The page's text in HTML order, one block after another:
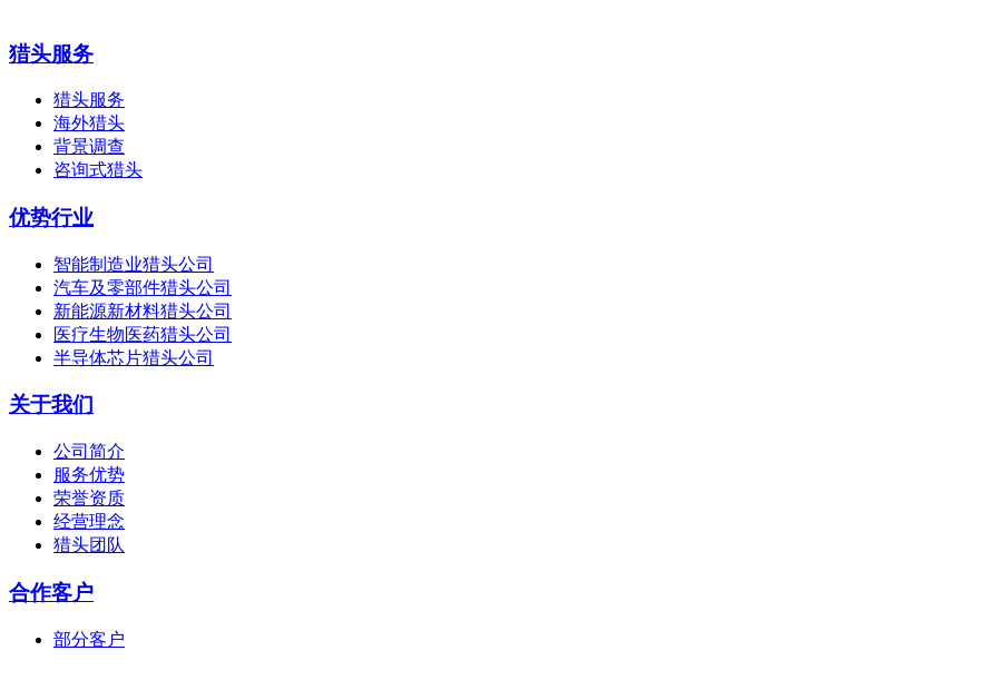
猎头服务
猎头服务
海外猎头
背景调查
咨询式猎头
优势行业
智能制造业猎头公司
汽车及零部件猎头公司
新能源新材料猎头公司
医疗生物医药猎头公司
半导体芯片猎头公司
关于我们
公司简介
服务优势
荣誉资质
经营理念
猎头团队
合作客户
部分客户